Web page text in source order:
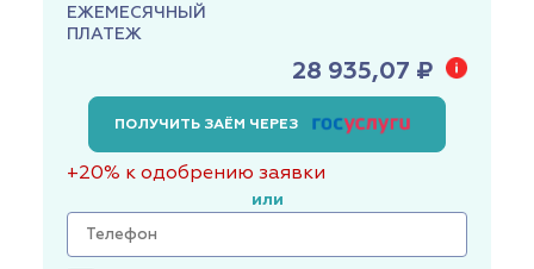
ЕЖЕМЕСЯЧНЫЙ
ПЛАТЕЖ
28 935,07 ₽
ПОЛУЧИТЬ ЗАЁМ ЧЕРЕЗ
+20% к одобрению заявки
или